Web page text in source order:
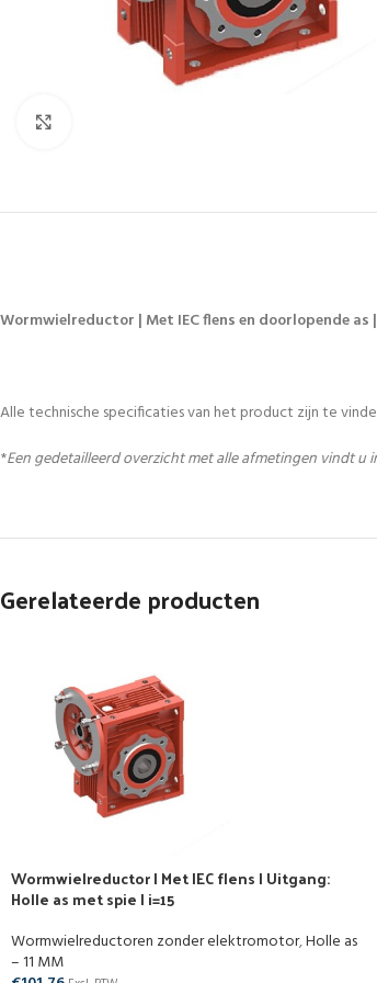
Wormwielreductor | Met IEC flens en doorlopende
Alle technische specificaties van het product zijn te
*Een gedetailleerd overzicht met alle afmetingen vindt u
Gerelateerde producten
Wormwielreductor | Met IEC flens | Uitgang:
Holle as met spie | i=15
Wormwielreductoren zonder elektromotor,Holle as
– 11 MM